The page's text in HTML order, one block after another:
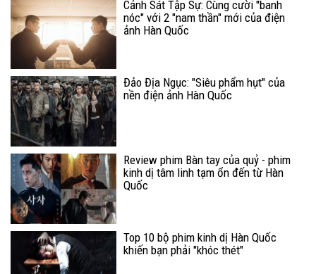
Cảnh Sát Tập Sự: Cùng cười "banh
nóc" với 2 "nam thần" mới của điện
ảnh Hàn Quốc
Đảo Địa Ngục: "Siêu phẩm hụt" của
nền điện ảnh Hàn Quốc
Review phim Bàn tay của quỷ - phim
kinh dị tâm linh tạm ổn đến từ Hàn
Quốc
Top 10 bộ phim kinh dị Hàn Quốc
khiến bạn phải "khóc thét"